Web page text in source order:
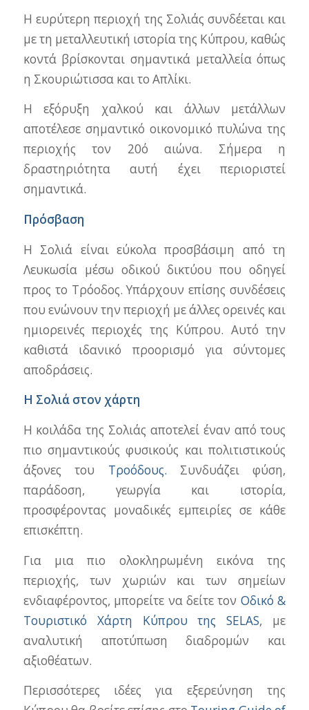
Η ευρύτερη περιοχή της Σολιάς συνδέεται και
με τη μεταλλευτική ιστορία της Κύπρου, καθώς
κοντά βρίσκονται σημαντικά μεταλλεία όπως
η Σκουριώτισσα και το Απλίκι.
Η εξόρυξη χαλκού και άλλων μετάλλων
αποτέλεσε σημαντικό οικονομικό πυλώνα της
περιοχής τον 20ό αιώνα. Σήμερα η
δραστηριότητα αυτή έχει περιοριστεί
σημαντικά.
Πρόσβαση
Η Σολιά είναι εύκολα προσβάσιμη από τη
Λευκωσία μέσω οδικού δικτύου που οδηγεί
προς το Τρόοδος. Υπάρχουν επίσης συνδέσεις
που ενώνουν την περιοχή με άλλες ορεινές και
ημιορεινές περιοχές της Κύπρου. Αυτό την
καθιστά ιδανικό προορισμό για σύντομες
αποδράσεις.
Η Σολιά στον χάρτη
Η κοιλάδα της Σολιάς αποτελεί έναν από τους
πιο σημαντικούς φυσικούς και πολιτιστικούς
άξονες του Τροόδους. Συνδυάζει φύση,
παράδοση, γεωργία και ιστορία,
προσφέροντας μοναδικές εμπειρίες σε κάθε
επισκέπτη.
Για μια πιο ολοκληρωμένη εικόνα της
περιοχής, των χωριών και των σημείων
ενδιαφέροντος, μπορείτε να δείτε τον Οδικό &
Τουριστικό Χάρτη Κύπρου της SELAS, με
αναλυτική αποτύπωση διαδρομών και
αξιοθέατων.
Περισσότερες ιδέες για εξερεύνηση της